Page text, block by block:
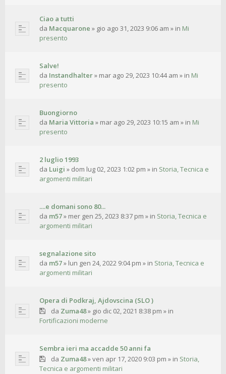
Ciao a tutti
da Macquarone » gio ago 31, 2023 9:06 am » in Mi
presento
Salve!
da Instandhalter» mar ago 29, 2023 10:44 am » in Mi
presento
Buongiorno
da Maria Vittoria » mar ago 29, 2023 10:15 am » in Mi
presento
2 luglio 1993
da Luigi » dom lug 02, 2023 1:02 pm » in Storia, Tecnica e
argomenti militari
....e domani sono 80...
da m57» mer gen 25, 2023 8:37 pm » in Storia, Tecnica e
argomenti militari
segnalazione sito
da m57» lun gen 24, 2022 9:04 pm » in Storia, Tecnica e
argomenti militari
Opera di Podkraj, Ajdovscina (SLO )
da Zuma48» gio dic 02, 2021 8:38 pm » in
Fortificazioni moderne
Sembra ieri ma accadde 50 anni fa
da Zuma48»ven apr 17, 2020 9:03 pm » in Storia,
Tecnica e argomenti militari